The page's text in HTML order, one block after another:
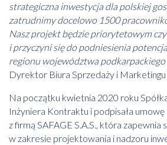
strategiczna inwestycja dla polskiej
zatrudnimy docelowo 1500
Nasz projekt będzie priorytetowym
i przyczyni się do podniesienia
regionu województwa podkarpackiego
Dyrektor Biura Sprzedaży i Marketingu
Na początku kwietnia 2020 roku
Inżyniera Kontraktu i podpisała umowę
z firmą SAFAGE S.A.S., która zapewnia
w zakresie projektowania i nadzoru